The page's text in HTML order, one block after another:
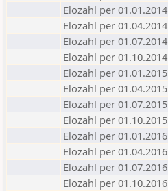
Elozahl per 01.01.2014
Elozahl per 01.04.2014
Elozahl per 01.07.2014
Elozahl per 01.10.2014
Elozahl per 01.01.2015
Elozahl per 01.04.2015
Elozahl per 01.07.2015
Elozahl per 01.10.2015
Elozahl per 01.01.2016
Elozahl per 01.04.2016
Elozahl per 01.07.2016
Elozahl per 01.10.2016